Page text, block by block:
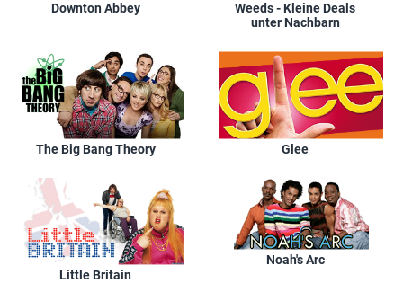
Downton Abbey
Weeds - Kleine Deals
unter Nachbarn
The Big Bang Theory Glee
Little Britain
Noah's Arc